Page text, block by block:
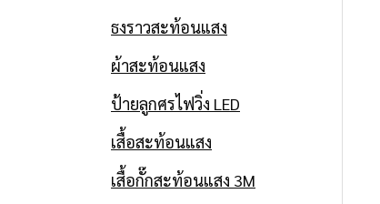
ธงราวสะท้อนแสง
ผ้าสะท้อนแสง
ป้ายลูกศรไฟวิ่ง LED
เสื้อสะท้อนแสง
เสื้อกั๊กสะท้อนแสง 3M